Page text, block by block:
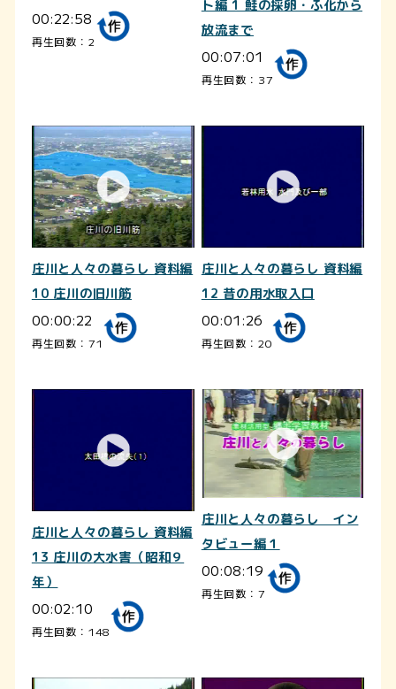
00:22:58
再生回数：2
ト編 1 鮭の採卵・ふ化から
放流まで
00:07:01
再生回数：37
庄川と人々の暮らし 資料編
10 庄川の旧川筋
00:00:22
再生回数：71
庄川と人々の暮らし 資料編
12 昔の用水取入口
00:01:26
再生回数：20
庄川と人々の暮らし 資料編
13 庄川の大水害（昭和９
年）
00:02:10
再生回数：148
庄川と人々の暮らし イン
タビュー編１
00:08:19
再生回数：7